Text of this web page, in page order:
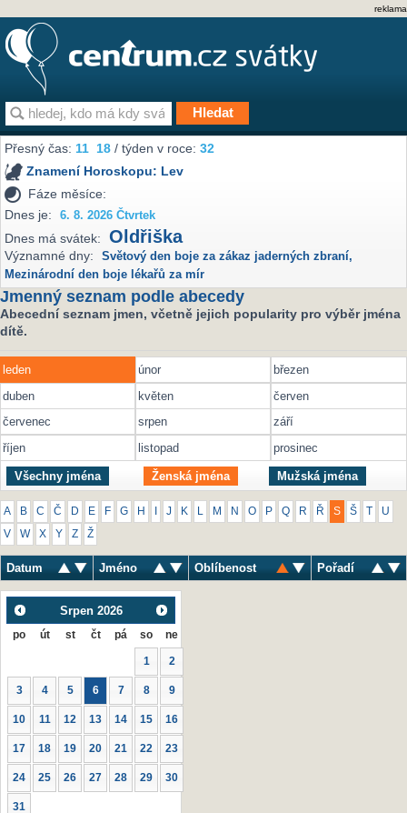
reklama
Přesný čas:11 18 / týden v roce:32
Znamení Horoskopu: Lev
Fáze měsíce:
Dnes je:
6. 8. 2026 Čtvrtek
Dnes má svátek: Oldřiška
Významné dny: Světový den boje za zákaz jaderných zbraní,
Mezinárodní den boje lékařů za mír
Jmenný seznam podle abecedy
Abecední seznam jmen, včetně jejich popularity pro výběr jména
dítě.
leden únor
březen
duben
květen
červen
červenec
srpen
září
říjen
listopad prosinec
Všechny jména Ženská jména Mužská jména
A B C Č D E F G H J K M N O P Q R Ř S Š U
V W X Y Z Ž
Datum Jméno Oblíbenost Pořadí
Srpen 2026
po út st čt pá so ne
1 2
3 4 5 6 7 8 9
10 11 12 13 14 15 16
17 18 19 20 21 22 23
24 25 26 27 28 29 30
31